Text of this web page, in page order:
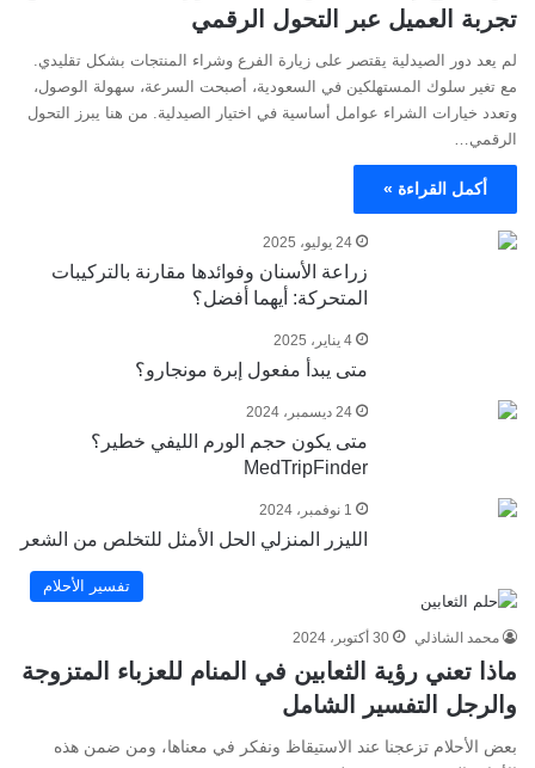
تجربة العميل عبر التحول الرقمي
لم يعد دور الصيدلية يقتصر على زيارة الفرع وشراء المنتجات بشكل تقليدي.
مع تغير سلوك المستهلكين في السعودية، أصبحت السرعة، سهولة الوصول،
وتعدد خيارات الشراء عوامل أساسية في اختيار الصيدلية. من هنا يبرز التحول
الرقمي…
أكمل القراءة »
24 يوليو، 2025
زراعة الأسنان وفوائدها مقارنة بالتركيبات
المتحركة: أيهما أفضل؟
4 يناير، 2025
متى يبدأ مفعول إبرة مونجارو؟
24 ديسمبر، 2024
متى يكون حجم الورم الليفي خطير؟
MedTripFinder
1 نوفمبر، 2024
الليزر المنزلي الحل الأمثل للتخلص من الشعر
تفسير الأحلام
محمد الشاذلي 30 أكتوبر، 2024
ماذا تعني رؤية الثعابين في المنام للعزباء المتزوجة
والرجل التفسير الشامل
بعض الأحلام تزعجنا عند الاستيقاظ ونفكر في معناها، ومن ضمن هذه